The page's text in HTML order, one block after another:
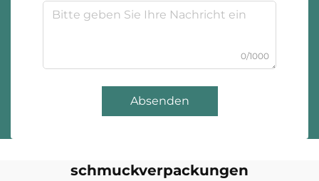
0/1000
Absenden
schmuckverpackungen